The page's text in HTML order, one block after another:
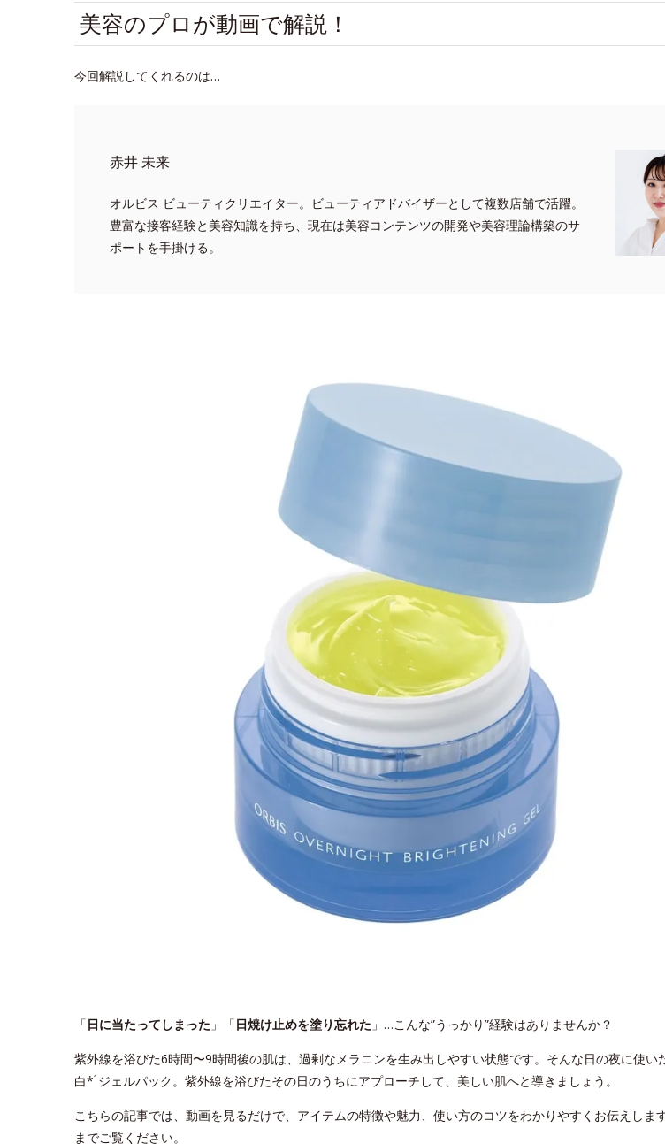
美容のプロが動画で解説！
今回解説してくれるのは…
赤井 未来
オルビス ビューティクリエイター。ビューティアドバイザーとして複数店舗で活躍。
豊富な接客経験と美容知識を持ち、現在は美容コンテンツの開発や美容理論構築のサ
ポートを手掛ける。
「日に当たってしまった 」「日焼け止めを塗り忘れた 」…こんな”うっかり”経験はありませんか？
紫外線を浴びた6時間〜9時間後の肌は、過剰なメラニンを生み出しやすい状態です。そんな日の夜に使い
白*¹ジェルパック。紫外線を浴びたその日のうちにアプローチして、美しい肌へと導きましょう。
こちらの記事では、動画を見るだけで、アイテムの特徴や魅力、使い方のコツをわかりやすくお伝えしま
までご覧ください。